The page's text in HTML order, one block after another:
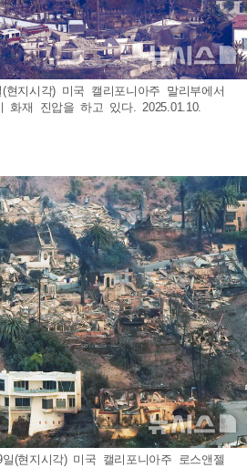
현지시각) 미국 캘리포니아주 말리부에서
화재 진압을 하고 있다. 2025.01.10.
(현지시각) 미국 캘리포니아주 로스앤젤